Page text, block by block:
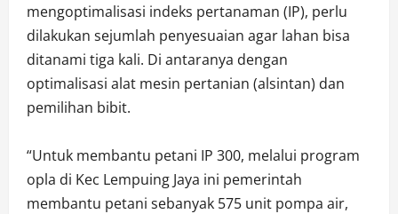
mengoptimalisasi indeks pertanaman (IP), perlu
dilakukan sejumlah penyesuaian agar lahan bisa
ditanami tiga kali. Di antaranya dengan
optimalisasi alat mesin pertanian (alsintan) dan
pemilihan bibit.
“Untuk membantu petani IP 300, melalui program
opla di Kec Lempuing Jaya ini pemerintah
membantu petani sebanyak 575 unit pompa air,